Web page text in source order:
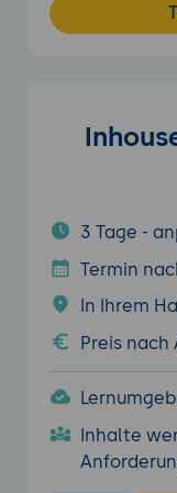
3 Tage -
Termin
In Ihrem
Preis nach
Inhalte